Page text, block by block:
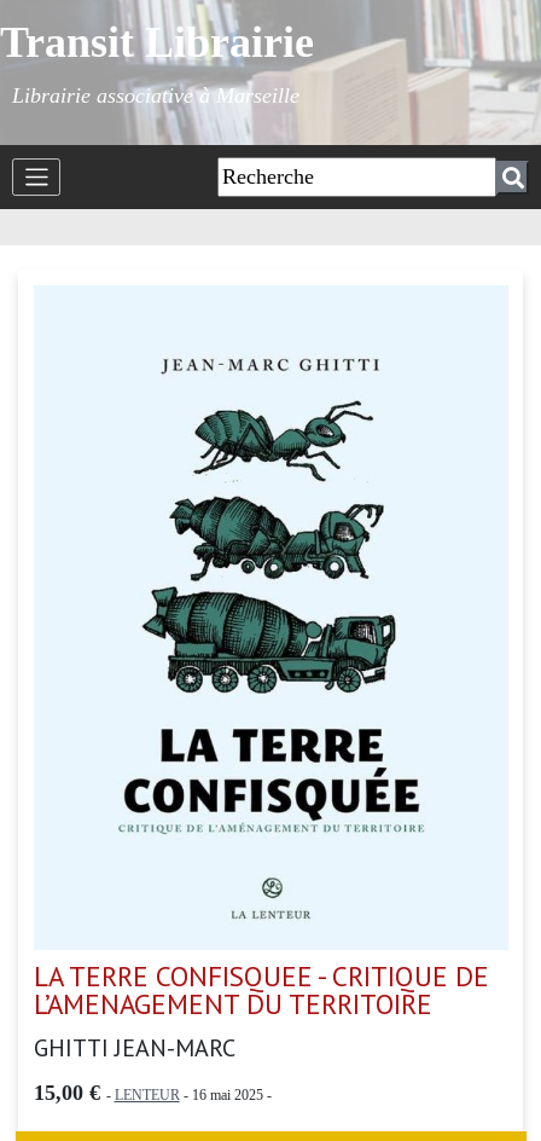
Transit Librairie
Librairie associative à Marseille
LA TERRE CONFISQUEE - CRITIQUE DE
L’AMENAGEMENT DU TERRITOIRE
GHITTI JEAN-MARC
15,00 € - LENTEUR- 16 mai 2025 -